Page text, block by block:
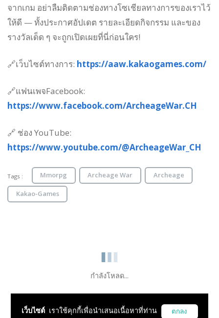
จากเกม อย่าลืมติดตามช่องทางโซเชียลทางการของเราไว้
ให้ดี — ทั้งประกาศอัปเดต รายละเอียดกิจกรรม และของ
รางวัลเด็ด ๆ จะถูกเปิดเผยที่นี่ก่อนใคร!
🔗เว็บไซต์ทางการ: https://aaw.kakaogames.com/
🔗แฟนเพจFacebook:
https://www.facebook.com/ArcheageWar.CH
🔗 ช่อง YouTube:
https://www.youtube.com/@ArcheageWar_CH
Tags : Mmorpg Archeage War Archeage
Kakao-Games
กำลังโหลด...
เว็บไซต์ เราใช้คุกกี้เพื่อนำเสนอเนื้อหาที่ท่าน ตกลง